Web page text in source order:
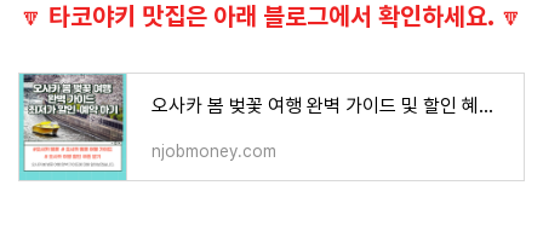
🔽 타코야키 맛집은 아래 블로그에서 확인하세요. 🔽
오사카 봄 벚꽃 여행 완벽 가이드 및 할인 혜택 받아가세요.
njobmoney.com